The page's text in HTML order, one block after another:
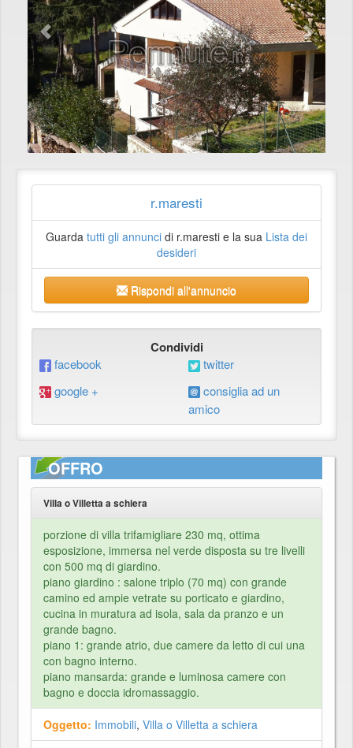
r.maresti
Guarda tutti gli annunci di r.maresti e la sua Lista dei
desideri
Rispondi all'annuncio
Condividi
facebook
twitter
google +
consiglia ad un
amico
OFFRO
Villa o Villetta a schiera
porzione di villa trifamigliare 230 mq, ottima
esposizione, immersa nel verde disposta su tre livelli
con 500 mq di giardino.
piano giardino : salone triplo (70 mq) con grande
camino ed ampie vetrate su porticato e giardino,
cucina in muratura ad isola, sala da pranzo e un
grande bagno.
piano 1: grande atrio, due camere da letto di cui una
con bagno interno.
piano mansarda: grande e luminosa camere con
bagno e doccia idromassaggio.
Oggetto: Immobili, Villa o Villetta a schiera